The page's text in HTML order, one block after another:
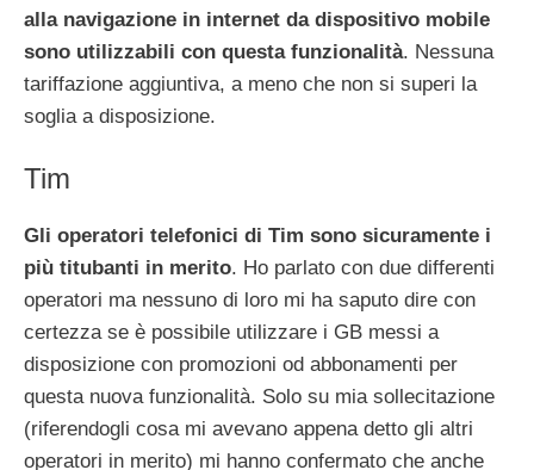
alla navigazione in internet da dispositivo mobile
sono utilizzabili con questa funzionalità. Nessuna
tariffazione aggiuntiva, a meno che non si superi la
soglia a disposizione.
Tim
Gli operatori telefonici di Tim sono sicuramente i
più titubanti in merito. Ho parlato con due differenti
operatori ma nessuno di loro mi ha saputo dire con
certezza se è possibile utilizzare i GB messi a
disposizione con promozioni od abbonamenti per
questa nuova funzionalità. Solo su mia sollecitazione
(riferendogli cosa mi avevano appena detto gli altri
operatori in merito) mi hanno confermato che anche